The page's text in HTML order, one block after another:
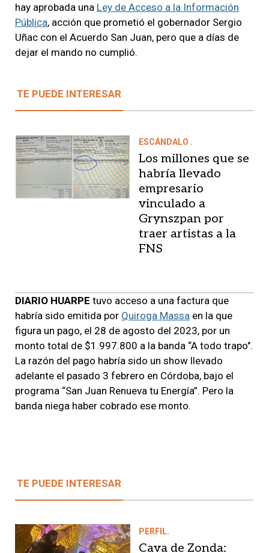
hay aprobada una Ley de Acceso a la Información
Pública, acción que prometió el gobernador Sergio
Uñac con el Acuerdo San Juan, pero que a días de
dejar el mando no cumplió.
TE PUEDE INTERESAR
ESCÁNDALO .
Los millones que se
habría llevado
empresario
vinculado a
Grynszpan por
traer artistas a la
FNS
DIARIO HUARPE tuvo acceso a una factura que
habría sido emitida por Quiroga Massa en la que
figura un pago, el 28 de agosto del 2023, por un
monto total de $1.997.800 a la banda “A todo trapo".
La razón del pago habría sido un show llevado
adelante el pasado 3 febrero en Córdoba, bajo el
programa “San Juan Renueva tu Energía”. Pero la
banda niega haber cobrado ese monto.
TE PUEDE INTERESAR
PERFIL.
Cava de Zonda: